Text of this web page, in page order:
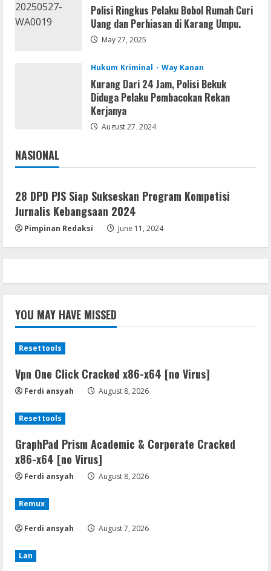
Remux
August 7, 2026
Lan
Dune: Awakening FitGirl Repack +Patch
Direct Link 2026
5
[Latest] [x86-x64] Reddit
August 7, 2026
Polisi Ringkus Pelaku Bobol Rumah Curi
Uang dan Perhiasan di Karang Umpu.
May 27, 2025
Hukum Kriminal Way Kanan
Kurang Dari 24 Jam, Polisi Bekuk
Diduga Pelaku Pembacokan Rekan
Kerjanya
August 27, 2024
NASIONAL
Jakarta
28 DPD PJS Siap Sukseskan Program Kompetisi
Jurnalis Kebangsaan 2024
Pimpinan Redaksi June 11, 2024
YOU MAY HAVE MISSED
Resettools
Vpn One Click Cracked x86-x64 [no Virus]
Ferdi ansyah August 8, 2026
Resettools
GraphPad Prism Academic & Corporate Cracked
x86-x64 [no Virus]
Ferdi ansyah August 8, 2026
Remux
Ferdi ansyah August 7, 2026
Lan